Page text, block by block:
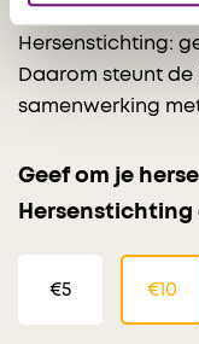
Dit project draagt
Hersenstichting:
Daarom steunt
samenwerking
Geef om je
Hersenstichting
€5 €10